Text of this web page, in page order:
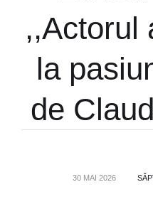
,,Actorul
la
de
30 MAI 2026